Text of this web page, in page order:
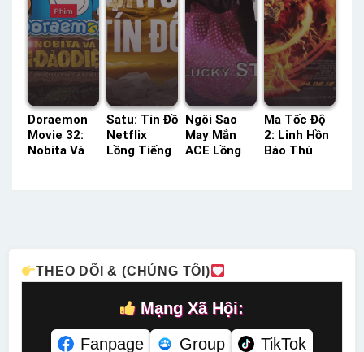
Doraemon
Movie 32:
Nobita Và
Status: HD
Satu: Tín Đồ
Netflix
Lồng Tiếng
Ngôi Sao
May Mắn
ACE Lồng
Ma Tốc Độ
2: Linh Hồn
Báo Thù
THEO DÕI & (CHÚNG TÔI)
Mạng Xã Hội:
Fanpage
Group
TikTok